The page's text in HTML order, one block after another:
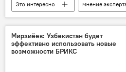
Это интересно
мнение
яйца
овощи
Мирзиёев: Узбекистан будет
эффективно использовать новые
возможности БРИКС